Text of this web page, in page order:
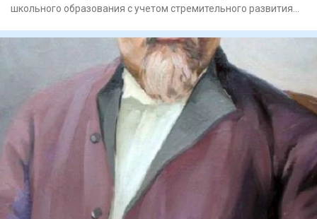
школьного образования с учетом стремительного развития